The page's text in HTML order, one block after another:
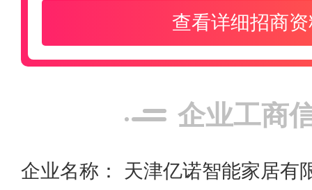
查看详细招商
企业工商
企业名称： 天津亿诺智能家居有